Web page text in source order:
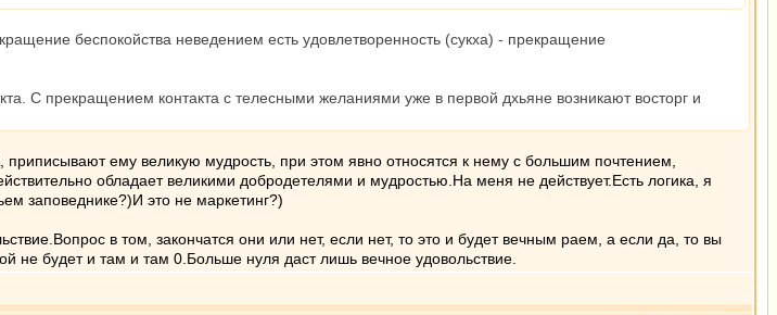
беспокойства неведением есть удовлетворенность (сукха) - прекращение
С прекращением контакта с телесными желаниями уже в первой дхьяне возникают восторг и
приписывают ему великую мудрость, при этом явно относятся к нему с большим почтением,
обладает великими добродетелями и мудростью.На меня не действует.Есть логика, я
заповеднике?)И это не маркетинг?)
в том, закончатся они или нет, если нет, то это и будет вечным раем, а если да, то вы
не будет и там и там 0.Больше нуля даст лишь вечное удовольствие.